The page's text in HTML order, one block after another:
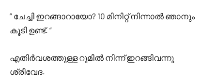
” ചേച്ചി ഇറങ്ങാറായോ? 10 മിനിറ്റ് നിന്നാൽ ഞാനും
കൂടി ഉണ്ട്. “
എതിർവശത്തുള്ള റൂമിൽ നിന്ന് ഇറങ്ങിവന്നു
ശ്രീവേദ.